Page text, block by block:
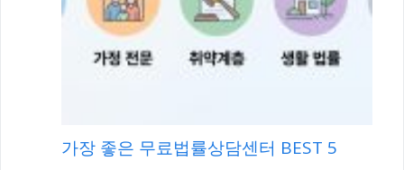
가장 좋은 무료법률상담센터 BEST 5